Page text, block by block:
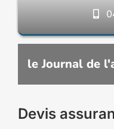
le Journal de
VTC moins
Devis